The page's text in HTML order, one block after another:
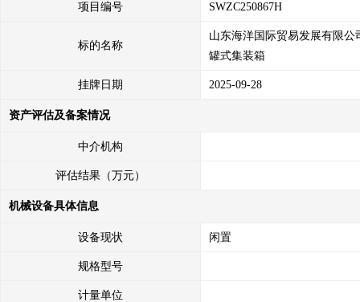
项目编号 SWZC250867H
标的名称
山东海洋国际贸易发展有限公
罐式集装箱
挂牌日期 2025-09-28
资产评估及备案情况
中介机构
评估结果（万元）
机械设备具体信息
设备现状 闲置
规格型号
计量单位